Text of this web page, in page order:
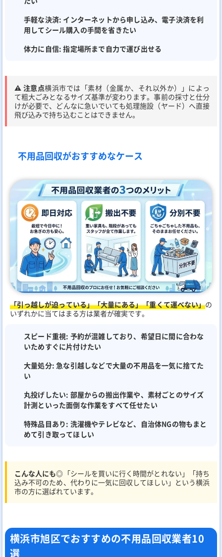
手軽な決済: インターネットから申し込み、電子決済を利
用してシール購入の手間を省きたい
体力に自信: 指定場所まで自力で運び出せる
⚠️ 注意点横浜市では「素材（金属か、それ以外か）」によっ
て粗大ごみとなるサイズ基準が変わります。事前の採寸と仕分
けが必要で、どんなに急いでいても処理施設（ヤード）へ直接
飛び込みで持ち込むことはできません。
不用品回収がおすすめなケース
「引っ越しが迫っている」「大量にある」「重くて運べない」の
いずれかに当てはまる方は業者が確実です。
スピード重視: 予約が混雑しており、希望日に間に合わな
いためすぐに片付けたい
大量処分: 急な引越しなどで大量の不用品を一気に捨てた
い
丸投げしたい: 部屋からの搬出作業や、素材ごとのサイズ
計測といった面倒な作業をすべて任せたい
特殊品目あり: 洗濯機やテレビなど、自治体NGの物もまと
めて引き取ってほしい
こんな人にも◎ 「シールを買いに行く時間がとれない」「持ち
込み不可のため、代わりに一気に回収してほしい」という横浜
市の方に選ばれています。
横浜市旭区でおすすめの不用品回収業者10
選